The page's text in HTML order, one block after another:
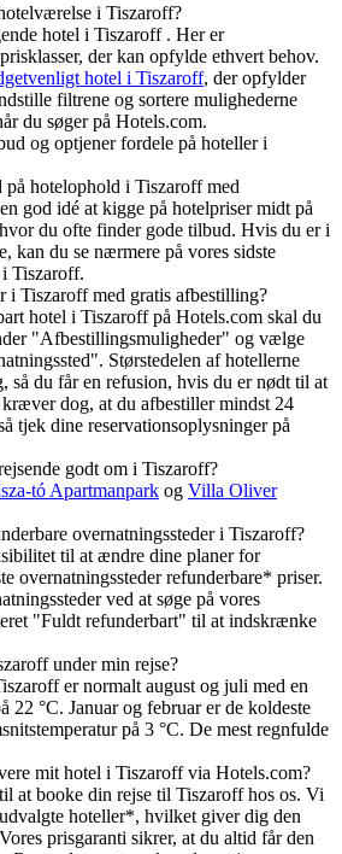
i Tiszaroff?
hotel i Tiszaroff . Her er
der kan opfylde ethvert behov.
hotel i Tiszaroff, der opfylder
filtrene og sortere mulighederne
du søger på Hotels.com.
og optjener fordele på hoteller i
hotelophold i Tiszaroff med
god idé at kigge på hotelpriser midt på
du ofte finder gode tilbud. Hvis du er i
kan du se nærmere på vores sidste
Tiszaroff.
i Tiszaroff med gratis afbestilling?
hotel i Tiszaroff på Hotels.com skal du
"Afbestillingsmuligheder" og vælge
Størstedelen af hotellerne
så du får en refusion, hvis du er nødt til at
dog, at du afbestiller mindst 24
tjek dine reservationsoplysninger på
godt om i Tiszaroff?
tó Apartmanpark og Villa Oliver
overnatningssteder i Tiszaroff?
til at ændre dine planer for
overnatningssteder refunderbare* priser.
ved at søge på vores
"Fuldt refunderbart" til at indskrænke
under min rejse?
er normalt august og juli med en
22 °C. Januar og februar er de koldeste
på 3 °C. De mest regnfulde
mit hotel i Tiszaroff via Hotels.com?
at booke din rejse til Tiszaroff hos os. Vi
hoteller*, hvilket giver dig den
prisgaranti sikrer, at du altid får den